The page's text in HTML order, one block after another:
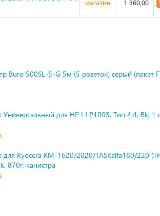
магазин 1 360,00
Buro 500SL-5-G 5м (5 розеток) серый (пакет П
Универсальный для HP LJ P1005, Тип 4.4, Bk, 1 к
для Kyocera KM-1620/2020/TASKalfa180/220 (TK-
870г, канистра